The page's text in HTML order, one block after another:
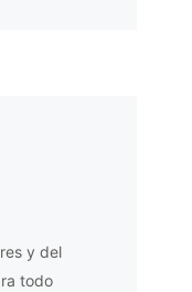
y del
todo